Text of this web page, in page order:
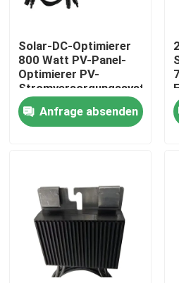
Über uns
Werksbesichtigung
Qualitätskontrolle
Neuigkeiten
Bitte um ein Angebot
vfd variabler Frequenz-Antrieb
Solar-DC-Optimierer
800 Watt PV-Panel-
Optimierer PV-
Stromversorgungssystem
schnelles
Herunterfahren WiFi-
Überwachung
Anfrage absenden